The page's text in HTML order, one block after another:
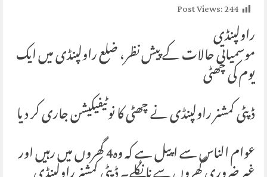
Post Views:244
‏راولپنڈی
‏موسمیاتی حالات کے پیش نظر، ضلع راولپنڈی میں ایک
یوم کی چھٹی
‏ڈپٹی کمشنر راولپنڈی نے چھٹی کا نوٹیفیکیشن جاری کر دیا
‏عوام الناس سے اپیل ہے کہ وہ4 گھروں میں رہیں اور